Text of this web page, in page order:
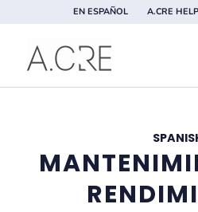
EN ESPAÑOL A.CRE HELP